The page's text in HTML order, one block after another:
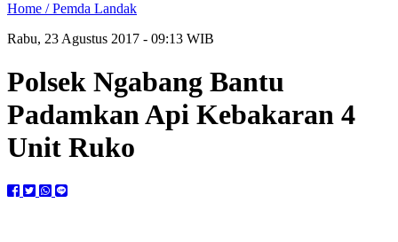
Home /Pemda Landak
Rabu, 23 Agustus 2017 - 09:13 WIB
Polsek Ngabang Bantu
Padamkan Api Kebakaran 4
Unit Ruko